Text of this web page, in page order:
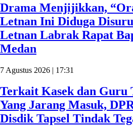
Drama Menjijikkan,
Letnan Ini Diduga
Letnan Labrak Rapat
Medan
7 Agustus 2026 | 17:31
Terkait Kasek dan Guru
Yang Jarang Masuk,
Disdik Tapsel Tindak